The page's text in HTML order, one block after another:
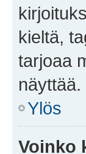
kieltä,
tarjoaa
Ylös
Voinko